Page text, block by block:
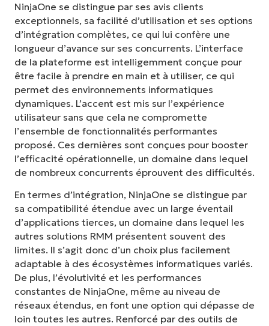
NinjaOne se distingue par ses avis clients
exceptionnels, sa facilité d’utilisation et ses options
d’intégration complètes, ce qui lui confère une
longueur d’avance sur ses concurrents. L’interface
de la plateforme est intelligemment conçue pour
être facile à prendre en main et à utiliser, ce qui
permet des environnements informatiques
dynamiques. L’accent est mis sur l’expérience
utilisateur sans que cela ne compromette
l’ensemble de fonctionnalités performantes
proposé. Ces dernières sont conçues pour booster
l’efficacité opérationnelle, un domaine dans lequel
de nombreux concurrents éprouvent des difficultés.
En termes d’intégration, NinjaOne se distingue par
sa compatibilité étendue avec un large éventail
d’applications tierces, un domaine dans lequel les
autres solutions RMM présentent souvent des
limites. Il s’agit donc d’un choix plus facilement
adaptable à des écosystèmes informatiques variés.
De plus, l’évolutivité et les performances
constantes de NinjaOne, même au niveau de
réseaux étendus, en font une option qui dépasse de
loin toutes les autres. Renforcé par des outils de